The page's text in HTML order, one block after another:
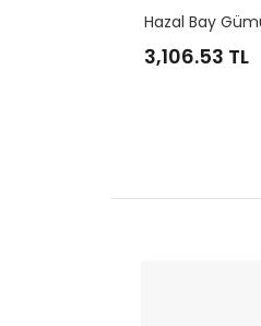
Hazal Bay Gümüş Alyans